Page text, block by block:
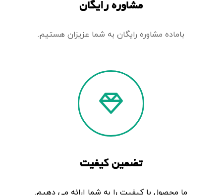
مشاوره رایگان
باماده مشاوره رایگان به شما عزیزان هستیم.
تضمین کیفیت
ما محصول با کیفیت را به شما ارائه می دهیم.